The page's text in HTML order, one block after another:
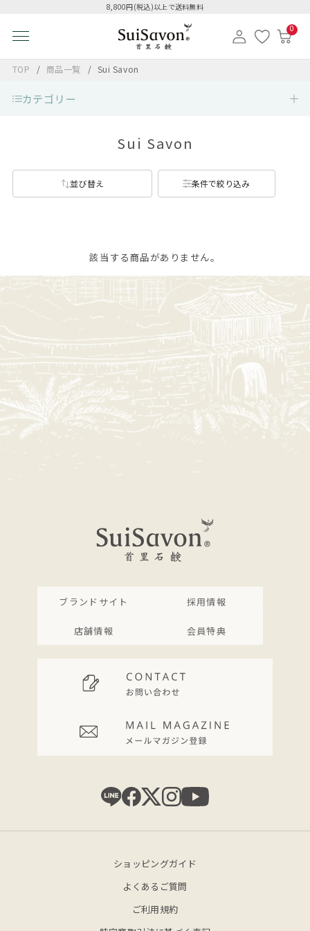
8,800円(税込)以上で送料無料
0
TOP 商品一覧 Sui Savon
カテゴリー
Sui Savon
並び替え 条件で絞り込み
該当する商品がありません。
ブランドサイト 採用情報
店舗情報 会員特典
ショッピングガイド
よくあるご質問
ご利用規約